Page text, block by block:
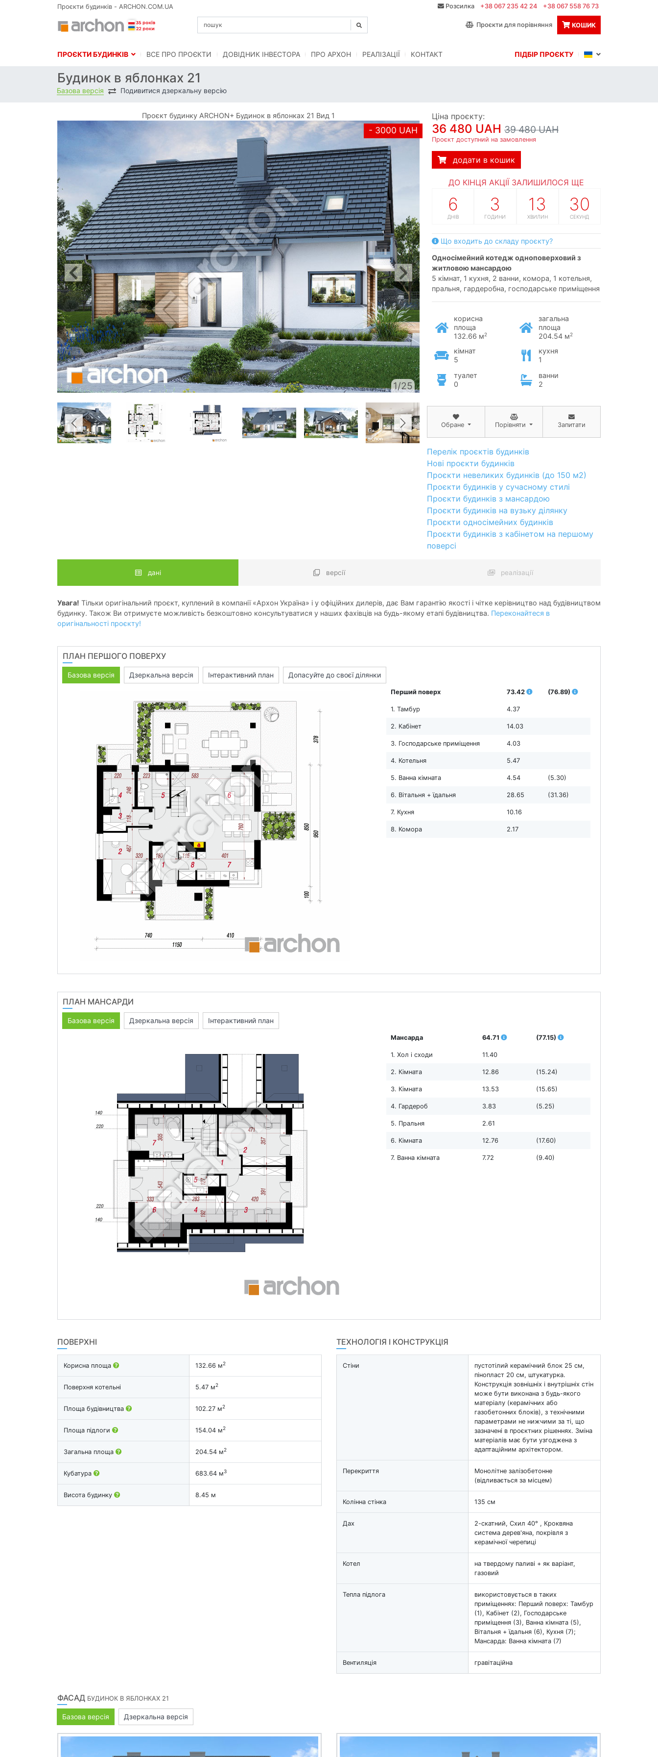
Проєкти будинків - ARCHON.COM.UA Розсилка +38 067 235 42 24 +38 067 558 76 73
Проєкти для порівняння КОШИК
ПРОЄКТИ БУДИНКІВ BСЕ ПРО ПРОЄКТИ ДОВІДНИК ІНВЕСТОРА ПРО АРХОН РЕАЛІЗАЦІЇ КОНТАКТ ПІДБІР ПРОЄКТУ
Будинок в яблонках 21
Базова версія Подивитися дзеркальну версію
Проєкт будинку ARCHON+ Будинок в яблонках 21 Вид 1
- 3000 UAH
1/25
Ціна проєкту:
36 480 UAH 39 480 UAH
Проєкт доступний на замовлення
додати в кошик
ДО КІНЦЯ АКЦІЇ ЗАЛИШИЛОСЯ ЩЕ
6
ДНІВ
3
ГОДИНИ
13
ХВИЛИН
29
СЕКУНД
Що входить до складу проєкту?
односімейний котедж одноповерховий з
житловою мансардою
5 кімнат, 1 кухня, 2 ванни, комора, 1 котельня,
пральня, гардеробна, господарське приміщення
корисна
площа
132.66 м2
загальна
площа
204.54 м2
кімнат
5
кухня
1
туалет
0
ванни
2
Обране Порівняти Запитати
Перелік проєктів будинків
Нові проєкти будинків
Проєкти невеликих будинків (до 150 м2)
Проєкти будинків у сучасному стилі
Проєкти будинків з мансардою
Проєкти будинків на вузьку ділянку
Проєкти односімейних будинків
Проєкти будинків з кабінетом на першому
поверсі
дані версії реалізації
Увага! Тільки оригінальний проєкт, куплений в компанії «Архон Україна» і у офіційних дилерів, дає Вам гарантію якості і чітке керівництво над будівництвом
будинку. Також Ви отримуєте можливість безкоштовно консультуватися у наших фахівців на будь-якому етапі будівництва. Переконайтеся в
оригінальності проєкту!
ПЛАН ПЕРШОГО ПОВЕРХУ
Базова версія Дзеркальна версія Інтерактивний план Допасуйте до своєї ділянки
Перший поверх 73.42 (76.89)
1. Тамбур 4.37
2. Кабінет 14.03
3. Господарське приміщення 4.03
4. Котельня 5.47
5. Ванна кімната 4.54 (5.30)
6. Вітальня + їдальня 28.65 (31.36)
7. Кухня 10.16
8. Комора 2.17
ПЛАН МАНСАРДИ
Базова версія Дзеркальна версія Інтерактивний план
Мансарда 64.71 (77.15)
1. Хол і сходи 11.40
2. Кімната 12.86 (15.24)
3. Кімната 13.53 (15.65)
4. Гардероб 3.83 (5.25)
5. Пральня 2.61
6. Кімната 12.76 (17.60)
7. Ванна кімната 7.72 (9.40)
ПОВЕРХНІ
Корисна площа 132.66 м2
Поверхня котельні 5.47 м2
Площа будівництва 102.27 м2
Площа підлоги 154.04 м2
Загальна площа 204.54 м2
Кубатура 683.64 м3
Висота будинку 8.45 м
ТЕХНОЛОГІЯ І КОНСТРУКЦІЯ
Стіни
пустотілий керамічний блок 25 см,
пінопласт 20 см, штукатурка.
Конструкція зовнішніх і внутрішніх стін
може бути виконана з будь-якого
матеріалу (керамічних або
газобетонних блоків), з технічними
параметрами не нижчими за ті, що
зазначені в проєктних рішеннях. Зміна
матеріалів має бути узгоджена з
адаптаційним архітектором.
Перекриття
Монолітне залізобетонне
(відливається за місцем)
Колінна стінка 135 см
Дах
2-скатний, Схил 40° , Кроквяна
система дерев'яна, покрівля з
керамічної черепиці
Котел
на твердому паливі + як варіант,
газовий
Тепла підлога
використовується в таких
приміщеннях: Перший поверх: Тамбур
(1), Кабінет (2), Господарське
приміщення (3), Ванна кімната (5),
Вітальня + їдальня (6), Кухня (7);
Мансарда: Ванна кімната (7)
Вентиляція гравітаційна
ФАСАД БУДИНОК В ЯБЛОНКАХ 21
Базова версія Дзеркальна версія